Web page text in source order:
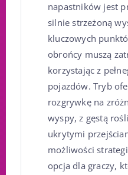
napastników jest
silnie strzeżoną
kluczowych
obrońcy muszą
korzystając z
pojazdów. Tryb
rozgrywkę na
wyspy, z gęstą
ukrytymi
możliwości
opcja dla graczy,